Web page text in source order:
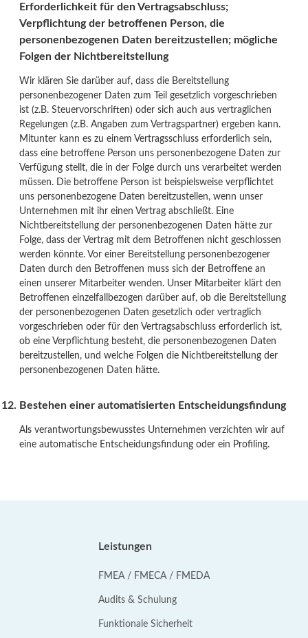
Erforderlichkeit für den Vertragsabschluss;
Verpflichtung der betroffenen Person, die
personenbezogenen Daten bereitzustellen; mögliche
Folgen der Nichtbereitstellung
Wir klären Sie darüber auf, dass die Bereitstellung
personenbezogener Daten zum Teil gesetzlich vorgeschrieben
ist (z.B. Steuervorschriften) oder sich auch aus vertraglichen
Regelungen (z.B. Angaben zum Vertragspartner) ergeben kann.
Mitunter kann es zu einem Vertragsschluss erforderlich sein,
dass eine betroffene Person uns personenbezogene Daten zur
Verfügung stellt, die in der Folge durch uns verarbeitet werden
müssen. Die betroffene Person ist beispielsweise verpflichtet
uns personenbezogene Daten bereitzustellen, wenn unser
Unternehmen mit ihr einen Vertrag abschließt. Eine
Nichtbereitstellung der personenbezogenen Daten hätte zur
Folge, dass der Vertrag mit dem Betroffenen nicht geschlossen
werden könnte. Vor einer Bereitstellung personenbezogener
Daten durch den Betroffenen muss sich der Betroffene an
einen unserer Mitarbeiter wenden. Unser Mitarbeiter klärt den
Betroffenen einzelfallbezogen darüber auf, ob die Bereitstellung
der personenbezogenen Daten gesetzlich oder vertraglich
vorgeschrieben oder für den Vertragsabschluss erforderlich ist,
ob eine Verpflichtung besteht, die personenbezogenen Daten
bereitzustellen, und welche Folgen die Nichtbereitstellung der
personenbezogenen Daten hätte.
Bestehen einer automatisierten Entscheidungsfindung
Als verantwortungsbewusstes Unternehmen verzichten wir auf
eine automatische Entscheidungsfindung oder ein Profiling.
Leistungen
FMEA / FMECA / FMEDA
Audits & Schulung
Funktionale Sicherheit